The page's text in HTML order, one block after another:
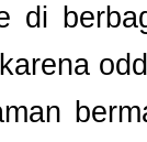
di